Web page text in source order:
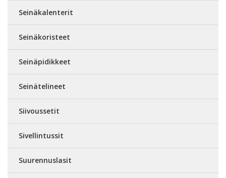
Seinäkalenterit
Seinäkoristeet
Seinäpidikkeet
Seinätelineet
Siivoussetit
Sivellintussit
Suurennuslasit